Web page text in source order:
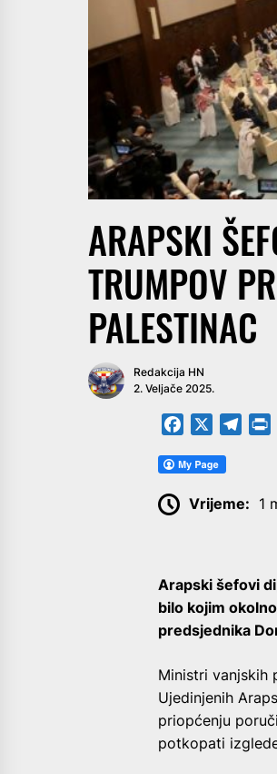
ARAPSKI
TRUMPOV
PALESTINAC
Redakcija HN
2. Veljače 2025.
Facebook
Vrijeme: 1
Arapski šefovi
bilo kojim
predsjednika
Ministri vanjskih
Ujedinjenih
priopćenju
potkopati